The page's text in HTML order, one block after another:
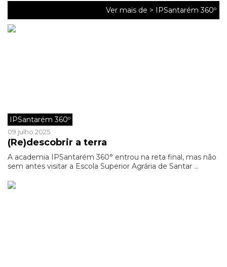
Ver mais de > IPSantarém 360º
IPSantarém 360º
09 julho 2025
(Re)descobrir a terra
A academia IPSantarém 360° entrou na reta final, mas não
sem antes visitar a Escola Superior Agrária de Santar ...